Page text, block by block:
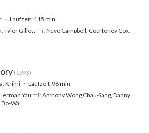
Laufzeit: 115 min
Tyler GillettmitNeve Campbell, Courteney Cox,
(1993)
Krimi
Laufzeit: 96 min
Yau mitAnthony Wong Chau-Sang, Danny
Bo-Wai